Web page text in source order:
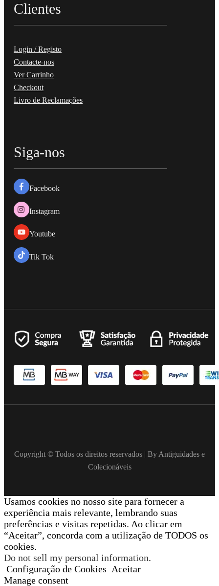
Clientes
Login / Registo
Contacte-nos
Ver Carrinho
Checkout
Livro de Reclamações
Siga-nos
Facebook
Instagram
Youtube
Tik Tok
Copyright © Todos os direitos reservados | By Antiguidades e
Colecionáveis
Usamos cookies no nosso site para fornecer a
experiência mais relevante, lembrando suas
preferências e visitas repetidas. Ao clicar em
“Aceitar”, concorda com a utilização de TODOS os
cookies.
Do not sell my personal information.
Configuração de Cookies Aceitar
Manage consent